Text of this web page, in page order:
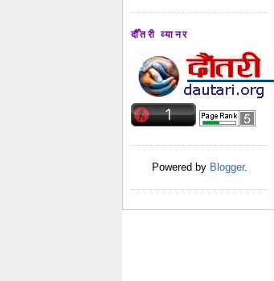
दौँतरी व्यानर
Powered by Blogger.